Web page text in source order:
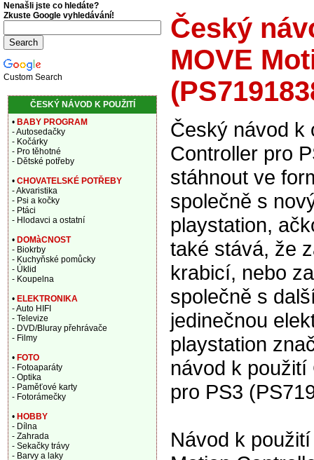
Český
MOVE
Český návod k
Controller pro
stáhnout ve
společně s
playstation,
také stává, že
krabicí, nebo
společně s
jedinečnou
playstation
návod k použití
pro PS3
Návod k
Nenašli jste co hledáte?
Zkuste Google vyhledávání!
Custom Search
ČESKÝ NÁVOD K POUŽITÍ
• BABY PROGRAM
- Autosedačky
- Kočárky
- Pro těhotné
- Dětské potřeby
• CHOVATELSKÉ POTŘEBY
- Akvaristika
- Psi a kočky
- Ptáci
- Hlodavci a ostatní
• DOMàCNOST
- Biokrby
- Kuchyňské pomůcky
- Úklid
- Koupelna
• ELEKTRONIKA
- Auto HIFI
- Televize
- DVD/Bluray přehrávače
- Filmy
• FOTO
- Fotoaparáty
- Optika
- Paměťové karty
- Fotorámečky
• HOBBY
- Dílna
- Zahrada
- Sekačky trávy
- Barvy a laky